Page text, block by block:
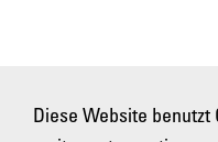
Diese Website benutzt